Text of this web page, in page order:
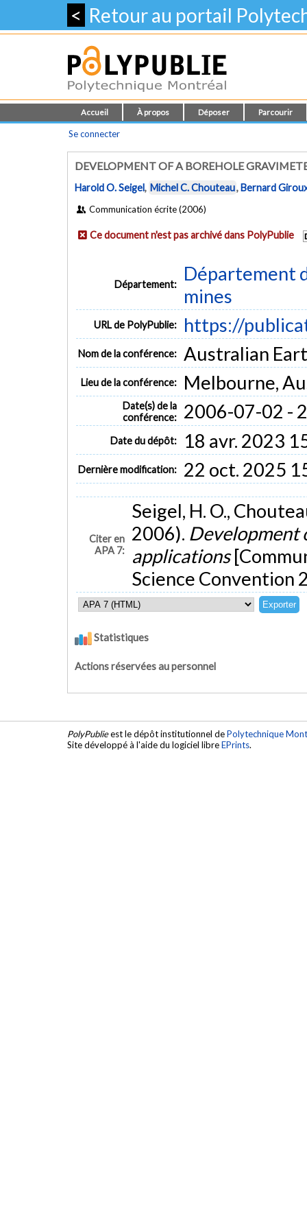
< Retour au portail
Accueil À propos Déposer Parcourir
Se connecter
DEVELOPMENT OF A BOREHOLE
Harold O. Seigel, Michel C. Chouteau,Bernard
Communication écrite (2006)
Ce document n'est pas archivé dans PolyPublie
Département:
Département
mines
URL de PolyPublie: https://
Nom de la conférence: Australian
Lieu de la conférence: Melbourne,
Date(s) de la
conférence:
2006-07-02 -
Date du dépôt: 18 avr. 2023
Dernière modification: 22 oct. 2025
Citer en
APA 7:
Seigel, H. O.,
2006). Development
applications
Science Convention
Statistiques
Actions réservées au personnel
PolyPublieest le dépôt institutionnel dePolytechnique
Site développé à l'aide du logiciel libreEPrints.